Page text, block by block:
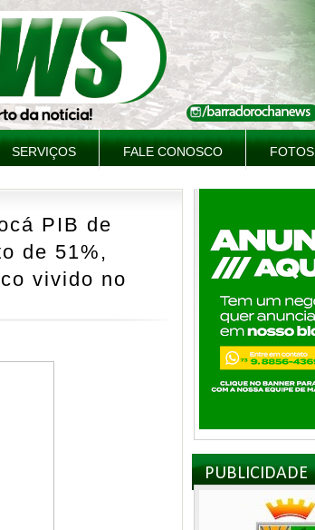
SERVIÇOS FALE CONOSCO FOTOS
PIB de
de 51%,
vivido no
PUBLICIDADE